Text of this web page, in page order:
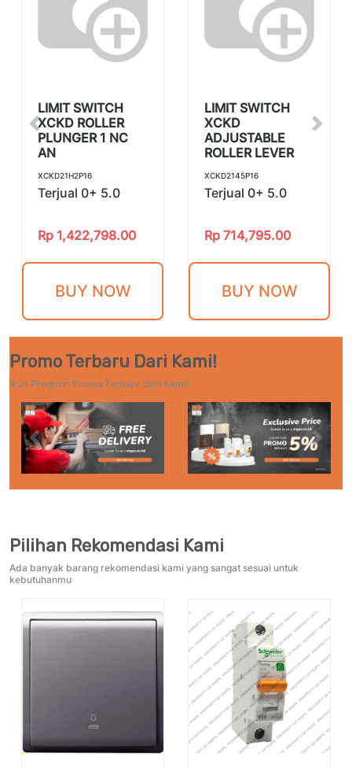
LIMIT SWITCH
XCKD ROLLER
PLUNGER 1 NC
AN
XCKD21H2P16
Terjual 0+ 5.0
Rp 1,422,798.00
BUY NOW
LIMIT SWITCH
XCKD
ADJUSTABLE
ROLLER LEVER
XCKD2145P16
Terjual 0+ 5.0
Rp 714,795.00
BUY NOW
Previous Next
Promo Terbaru Dari Kami!
Ikuti Program Promo Terbaru dari Kami!
Previous Next
Pilihan Rekomendasi Kami
Ada banyak barang rekomendasi kami yang sangat sesuai untuk
kebutuhanmu